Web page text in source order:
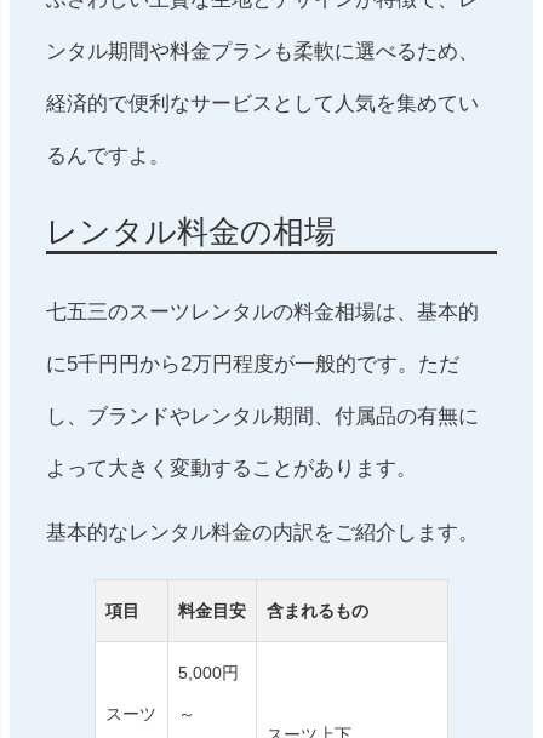
ンタル期間や料金プランも柔軟に選べるため、
経済的で便利なサービスとして人気を集めてい
るんですよ。
レンタル料金の相場
七五三のスーツレンタルの料金相場は、基本的
に5千円円から2万円程度が一般的です。ただ
し、ブランドやレンタル期間、付属品の有無に
よって大きく変動することがあります。
基本的なレンタル料金の内訳をご紹介します。
項目 料金目安 含まれるもの
スーツ
5,000円
～
スーツ上下